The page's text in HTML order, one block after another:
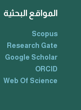
المواقع البحثية
Scopus
Research Gate
Google Scholar
ORCID
Web Of Science